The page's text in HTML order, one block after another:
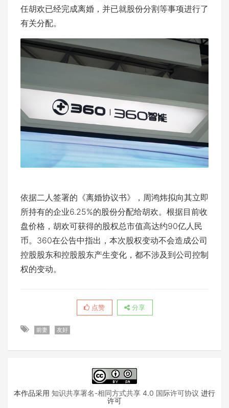
任胡欢已经完成离婚，并已就股份分割等事项进行了
有关分配。
依据二人签署的《离婚协议书》，周鸿炜拟向其立即
所持有的企业6.25%的股份分配给胡欢。根据目前收
盘价格，胡欢可获得的股权总市值高达约90亿人民
币。360在公告中指出，本次股权变动不会造成公司
控股股东和控股股东产生变化，都不涉及到公司控制
权的变动。
点赞 分享
前妻 友好
本作品采用 知识共享署名-相同方式共享 4.0 国际许可协议 进行
许可